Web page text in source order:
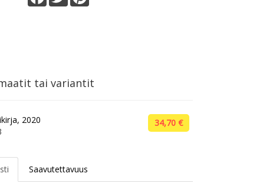
tai variantit
2020
34,70 €
Saavutettavuus